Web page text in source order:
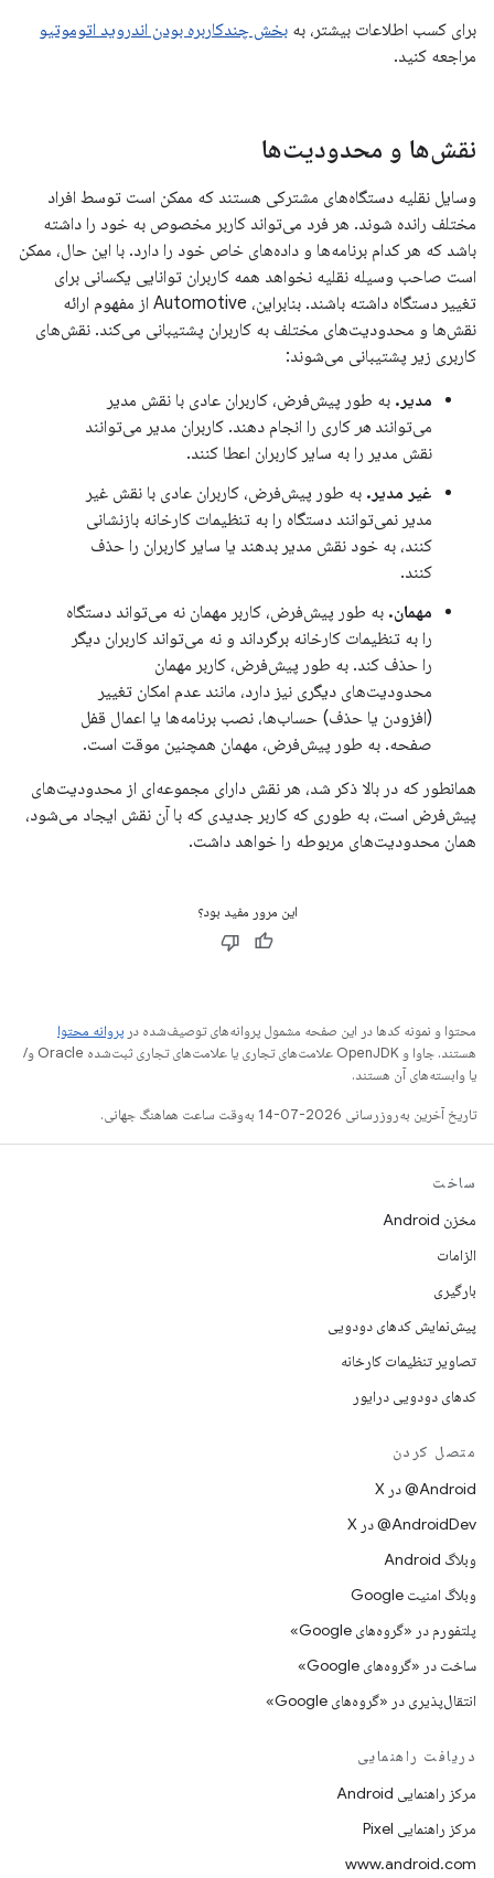
برای کسب اطلاعات بیشتر، به بخش چندکاربره بودن اندروید اتوموتیو
مراجعه کنید.
نقش‌ها و محدودیت‌ها
وسایل نقلیه دستگاه‌های مشترکی هستند که ممکن است توسط افراد
مختلف رانده شوند. هر فرد می‌تواند کاربر مخصوص به خود را داشته
باشد که هر کدام برنامه‌ها و داده‌های خاص خود را دارد. با این حال، ممکن
است صاحب وسیله نقلیه نخواهد همه کاربران توانایی یکسانی برای
تغییر دستگاه داشته باشند. بنابراین، Automotive از مفهوم ارائه
نقش‌ها و محدودیت‌های مختلف به کاربران پشتیبانی می‌کند. نقش‌های
کاربری زیر پشتیبانی می‌شوند:
مدیر. به طور پیش‌فرض، کاربران عادی با نقش مدیر
می‌توانند هر کاری را انجام دهند. کاربران مدیر می‌توانند
نقش مدیر را به سایر کاربران اعطا کنند.
غیر مدیر. به طور پیش‌فرض، کاربران عادی با نقش غیر
مدیر نمی‌توانند دستگاه را به تنظیمات کارخانه بازنشانی
کنند، به خود نقش مدیر بدهند یا سایر کاربران را حذف
کنند.
مهمان. به طور پیش‌فرض، کاربر مهمان نه می‌تواند دستگاه
را به تنظیمات کارخانه برگرداند و نه می‌تواند کاربران دیگر
را حذف کند. به طور پیش‌فرض، کاربر مهمان
محدودیت‌های دیگری نیز دارد، مانند عدم امکان تغییر
(افزودن یا حذف) حساب‌ها، نصب برنامه‌ها یا اعمال قفل
صفحه. به طور پیش‌فرض، مهمان همچنین موقت است.
همانطور که در بالا ذکر شد، هر نقش دارای مجموعه‌ای از محدودیت‌های
پیش‌فرض است، به طوری که کاربر جدیدی که با آن نقش ایجاد می‌شود،
همان محدودیت‌های مربوطه را خواهد داشت.
این مرور مفید بود؟
محتوا و نمونه کدها در این صفحه مشمول پروانه‌های توصیف‌شده در پروانه محتوا
هستند. جاوا و OpenJDK علامت‌های تجاری یا علامت‌های تجاری ثبت‌شده Oracle و/
یا وابسته‌های آن هستند.
تاریخ آخرین به‌روزرسانی 2026-07-14 به‌وقت ساعت هماهنگ جهانی.
ساخت
مخزن Android
الزامات
بارگیری
پیش‌نمایش کدهای دودویی
تصاویر تنظیمات کارخانه
کدهای دودویی درایور
متصل کردن
‫‎@Android در X
‫‎@AndroidDev در X
وبلاگ Android
وبلاگ امنیت Google
پلتفورم در «گروه‌های Google»
ساخت در «گروه‌های Google»
انتقال‌پذیری در «گروه‌های Google»
دریافت راهنمایی
مرکز راهنمایی Android
مرکز راهنمایی Pixel
www.android.com